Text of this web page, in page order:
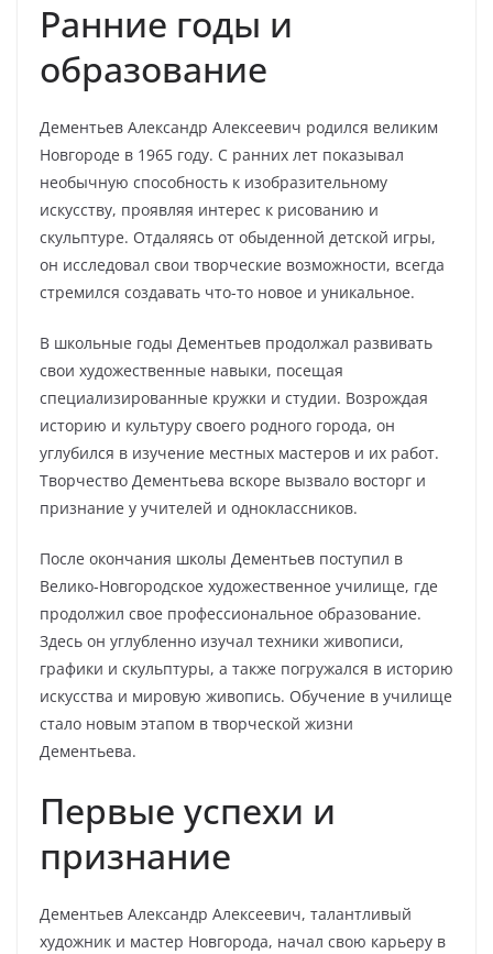
Ранние годы и
образование
Дементьев Александр Алексеевич родился великим
Новгороде в 1965 году. С ранних лет показывал
необычную способность к изобразительному
искусству, проявляя интерес к рисованию и
скульптуре. Отдаляясь от обыденной детской игры,
он исследовал свои творческие возможности, всегда
стремился создавать что-то новое и уникальное.
В школьные годы Дементьев продолжал развивать
свои художественные навыки, посещая
специализированные кружки и студии. Возрождая
историю и культуру своего родного города, он
углубился в изучение местных мастеров и их работ.
Творчество Дементьева вскоре вызвало восторг и
признание у учителей и одноклассников.
После окончания школы Дементьев поступил в
Велико-Новгородское художественное училище, где
продолжил свое профессиональное образование.
Здесь он углубленно изучал техники живописи,
графики и скульптуры, а также погружался в историю
искусства и мировую живопись. Обучение в училище
стало новым этапом в творческой жизни
Дементьева.
Первые успехи и
признание
Дементьев Александр Алексеевич, талантливый
художник и мастер Новгорода, начал свою карьеру в